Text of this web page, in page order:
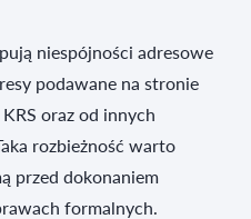
niespójności adresowe
podawane na stronie
oraz od innych
rozbieżność warto
przed dokonaniem
formalnych.